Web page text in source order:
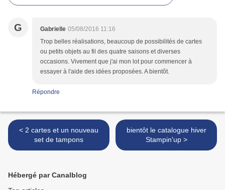
G Gabrielle 05/08/2016 11:16
Trop belles réalisations, beaucoup de possibilités de cartes
ou petits objets au fil des quatre saisons et diverses
occasions. Vivement que j'ai mon lot pour commencer à
essayer à l'aide des idées proposées. A bientôt.
Répondre
< 2 cartes et un nouveau
set de tampons
bientôt le catalogue hiver
Stampin'up >
Hébergé par Canalblog